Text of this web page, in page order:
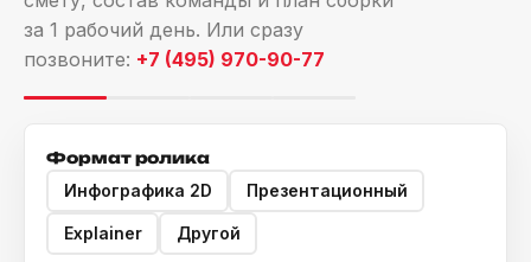
за 1 рабочий день. Или сразу
позвоните: +7 (495) 970-90-77
Формат ролика
Инфографика 2D Презентационный
Explainer Другой